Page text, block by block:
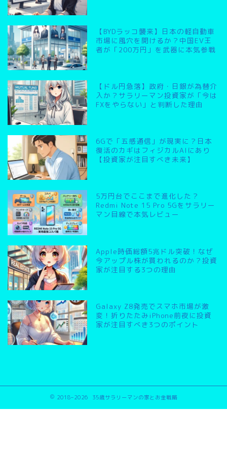
【BYDラッコ襲来】日本の軽自動車
市場に風穴を開けるか？中国EV王
者が「200万円」を武器に本気参戦
【ドル円急落】政府・日銀が為替介
入か？サラリーマン投資家が「今は
FXをやらない」と判断した理由
6Gで「五感通信」が現実に？日本
復活のカギはフィジカルAIにあり
【投資家が注目すべき未来】
5万円台でここまで進化した？
Redmi Note 15 Pro 5Gをサラリー
マン目線で本気レビュー
Apple時価総額5兆ドル突破！なぜ
今アップル株が買われるのか？投資
家が注目する3つの理由
Galaxy Z8発売でスマホ市場が激
変！折りたたみiPhone前夜に投資
家が注目すべき3つのポイント
2018–2026 35歳サラリーマンの家とお金戦略